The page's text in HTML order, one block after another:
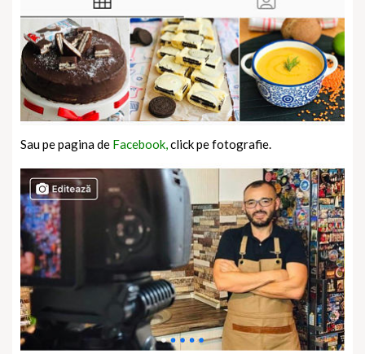
Sau pe pagina de Facebook,click pe fotografie.